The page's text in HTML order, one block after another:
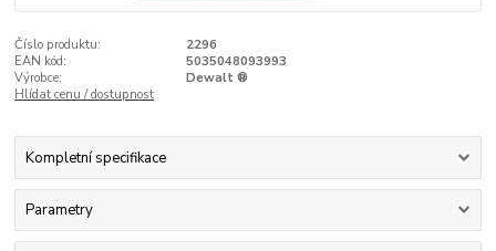
Číslo produktu:
2296
EAN kód:
5035048093993
Výrobce:
Dewalt ®
Hlídat cenu / dostupnost
Kompletní specifikace
Parametry